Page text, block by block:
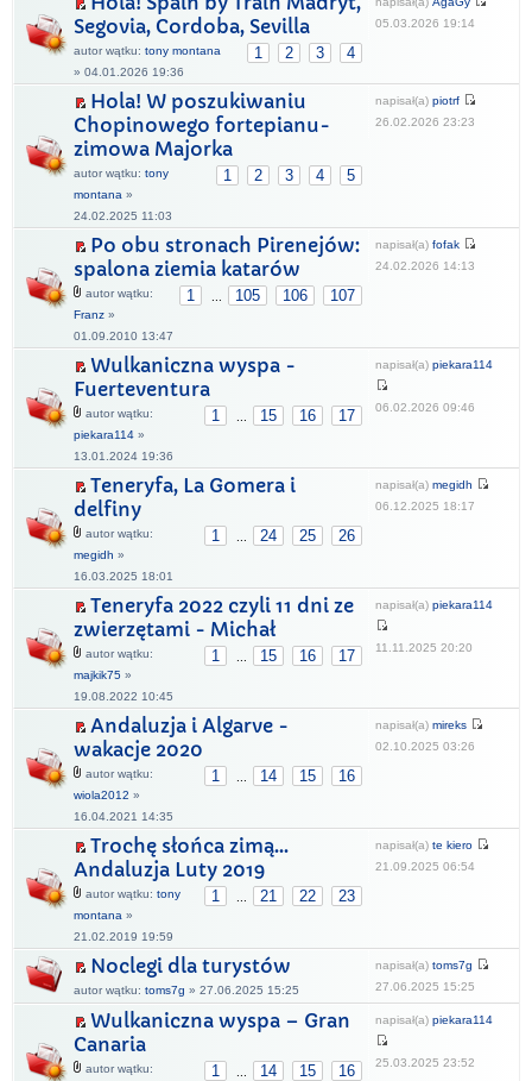
Segovia, Cordoba, Sevilla
1 2 3 4
autor wątku: tony montana
» 04.01.2026 19:36
05.03.2026 19:14
Hola! W poszukiwaniu
Chopinowego fortepianu-
zimowa Majorka
1 2 3 4 5
autor wątku: tony
montana »
24.02.2025 11:03
napisał(a) piotrf
26.02.2026 23:23
Po obu stronach Pirenejów:
spalona ziemia katarów
1 105 106 107
autor wątku:
Franz »
01.09.2010 13:47
napisał(a) fofak
24.02.2026 14:13
Wulkaniczna wyspa -
Fuerteventura
1 15 16 17
autor wątku:
piekara114 »
13.01.2024 19:36
napisał(a) piekara114
06.02.2026 09:46
Teneryfa, La Gomera i
delfiny
1 24 25 26
autor wątku:
megidh »
16.03.2025 18:01
napisał(a) megidh
06.12.2025 18:17
Teneryfa 2022 czyli 11 dni ze
zwierzętami - Michał
1 15 16 17
autor wątku:
majkik75 »
19.08.2022 10:45
napisał(a) piekara114
11.11.2025 20:20
Andaluzja i Algarve -
wakacje 2020
1 14 15 16
autor wątku:
wiola2012 »
16.04.2021 14:35
napisał(a) mireks
02.10.2025 03:26
Trochę słońca zimą...
Andaluzja Luty 2019
1 21 22 23
autor wątku: tony
montana »
21.02.2019 19:59
napisał(a) te kiero
21.09.2025 06:54
Noclegi dla turystów
autor wątku: toms7g » 27.06.2025 15:25
napisał(a) toms7g
27.06.2025 15:25
Wulkaniczna wyspa – Gran
Canaria
1 14 15 16
autor wątku:
napisał(a) piekara114
25.03.2025 23:52